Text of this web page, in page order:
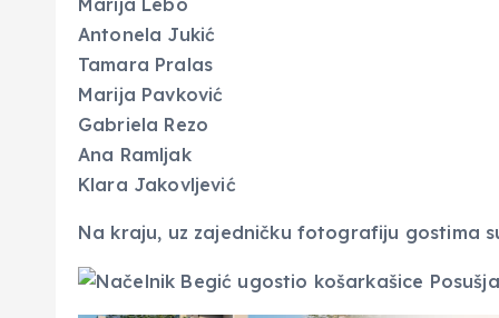
Marija Lebo
Antonela Jukić
Tamara Pralas
Marija Pavković
Gabriela Rezo
Ana Ramljak
Klara Jakovljević
Na kraju, uz zajedničku fotografiju gostima